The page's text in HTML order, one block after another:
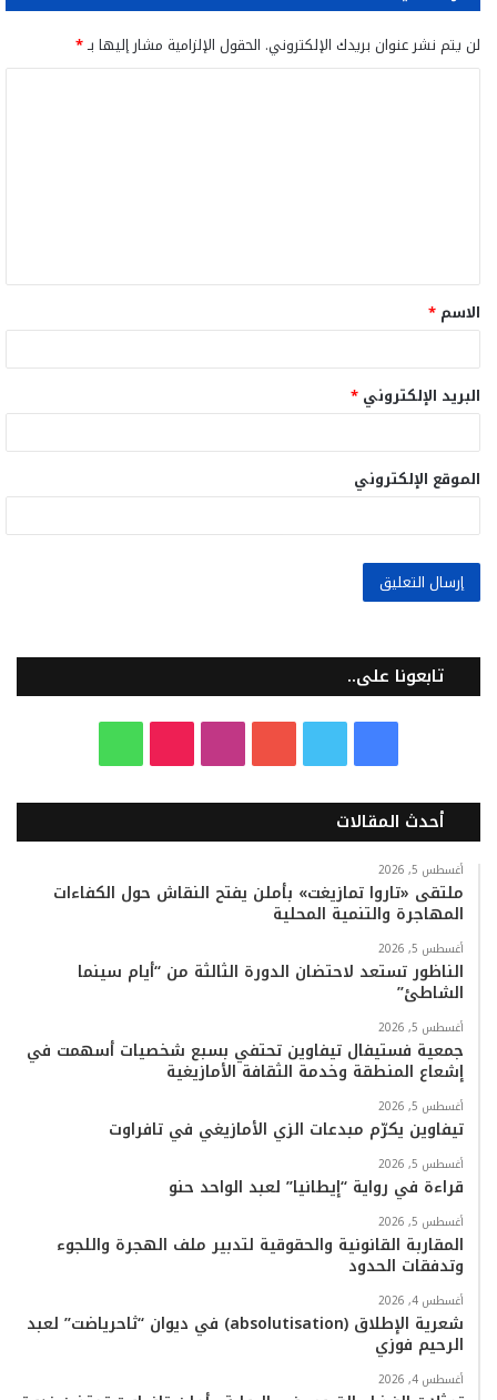
لن يتم نشر عنوان بريدك الإلكتروني. الحقول الإلزامية مشار إليها بـ*
ق
*
الاسم *
البريد الإلكتروني *
الموقع الإلكتروني
تابعونا على..
س
و
ك
ي
ر
ت
ب
س
ت
ر
م
k
k
ت
س
ب
أحدث المقالات
أغسطس 5, 2026
ملتقى «تاروا تمازيغت» بأملن يفتح النقاش حول الكفاءات
المهاجرة والتنمية المحلية
أغسطس 5, 2026
الناظور تستعد لاحتضان الدورة الثالثة من “أيام سينما
الشاطئ”
أغسطس 5, 2026
جمعية فستيفال تيفاوين تحتفي بسبع شخصيات أسهمت في
إشعاع المنطقة وخدمة الثقافة الأمازيغية
أغسطس 5, 2026
تيفاوين يكرّم مبدعات الزي الأمازيغي في تافراوت
أغسطس 5, 2026
قراءة في رواية “إيطانيا” لعبد الواحد حنو
أغسطس 5, 2026
المقاربة القانونية والحقوقية لتدبير ملف الهجرة واللجوء
وتدفقات الحدود
أغسطس 4, 2026
شعرية الإطلاق (absolutisation) في ديوان “ثاحرياضت” لعبد
الرحيم فوزي
أغسطس 4, 2026